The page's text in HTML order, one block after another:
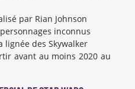
par Rian Johnson
inconnus
lignée des Skywalker
avant au moins 2020 au